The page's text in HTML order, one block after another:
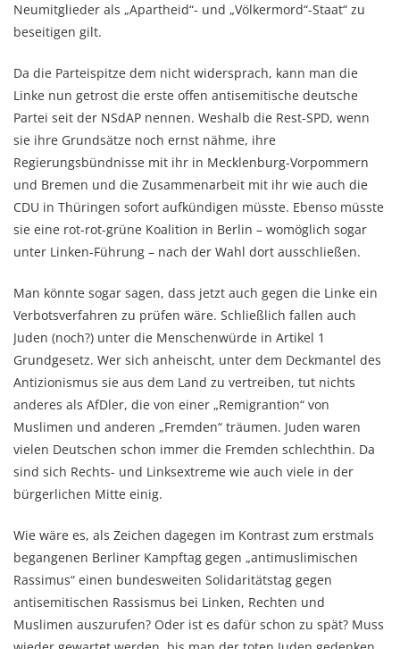
Neumitglieder als „Apartheid“- und „Völkermord“-Staat“ zu
beseitigen gilt.
Da die Parteispitze dem nicht widersprach, kann man die
Linke nun getrost die erste offen antisemitische deutsche
Partei seit der NSdAP nennen. Weshalb die Rest-SPD, wenn
sie ihre Grundsätze noch ernst nähme, ihre
Regierungsbündnisse mit ihr in Mecklenburg-Vorpommern
und Bremen und die Zusammenarbeit mit ihr wie auch die
CDU in Thüringen sofort aufkündigen müsste. Ebenso müsste
sie eine rot-rot-grüne Koalition in Berlin – womöglich sogar
unter Linken-Führung – nach der Wahl dort ausschließen.
Man könnte sogar sagen, dass jetzt auch gegen die Linke ein
Verbotsverfahren zu prüfen wäre. Schließlich fallen auch
Juden (noch?) unter die Menschenwürde in Artikel 1
Grundgesetz. Wer sich anheischt, unter dem Deckmantel des
Antizionismus sie aus dem Land zu vertreiben, tut nichts
anderes als AfDler, die von einer „Remigrantion“ von
Muslimen und anderen „Fremden“ träumen. Juden waren
vielen Deutschen schon immer die Fremden schlechthin. Da
sind sich Rechts- und Linksextreme wie auch viele in der
bürgerlichen Mitte einig.
Wie wäre es, als Zeichen dagegen im Kontrast zum erstmals
begangenen Berliner Kampftag gegen „antimuslimischen
Rassimus“ einen bundesweiten Solidaritätstag gegen
antisemitischen Rassismus bei Linken, Rechten und
Muslimen auszurufen? Oder ist es dafür schon zu spät? Muss